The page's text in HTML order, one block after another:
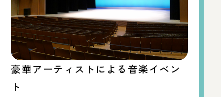
豪華アーティストによる音楽イベン
ト